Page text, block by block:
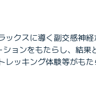
クスに導く副交感神
ョンをもたらし、結
ッキング体験等がもた